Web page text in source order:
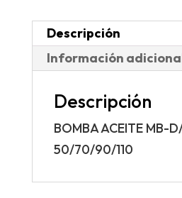
Descripción
Información
Descripción
BOMBA ACEITE MB-
50/70/90/110